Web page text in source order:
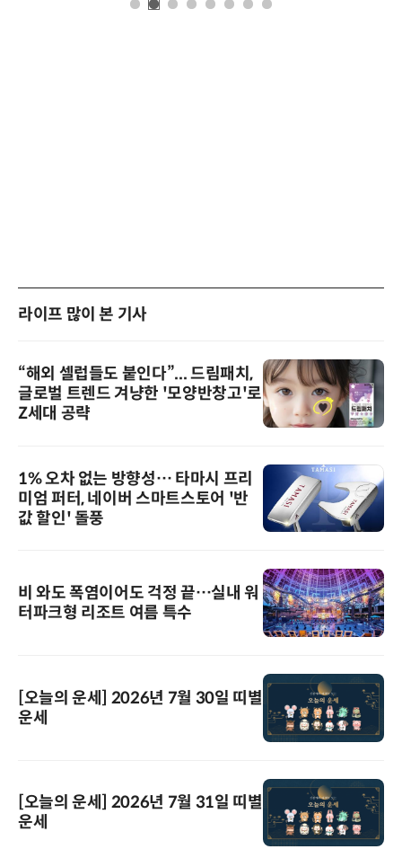
라이프 많이 본 기사
“해외 셀럽들도 붙인다”... 드림패치,
글로벌 트렌드 겨냥한 '모양반창고'로
Z세대 공략
1% 오차 없는 방향성… 타마시 프리
미엄 퍼터, 네이버 스마트스토어 '반
값 할인' 돌풍
비 와도 폭염이어도 걱정 끝…실내 워
터파크형 리조트 여름 특수
[오늘의 운세] 2026년 7월 30일 띠별
운세
[오늘의 운세] 2026년 7월 31일 띠별
운세